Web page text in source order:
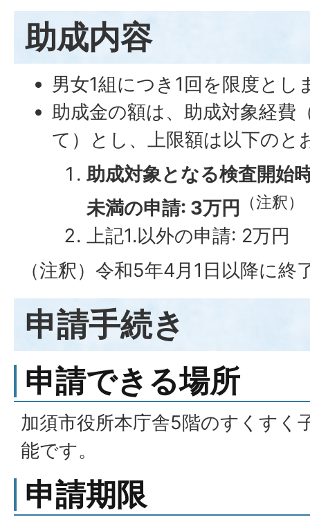
助成内容
男女1組につき1回を限度と
助成金の額は、助成対象経費
て）とし、上限額は以下のと
助成対象となる検査開始
未満の申請: 3万円
（注釈）
上記1.以外の申請: 2万円
（注釈）令和5年4月1日以降に
申請手続き
申請できる場所
加須市役所本庁舎5階のすくすく
能です。
申請期限